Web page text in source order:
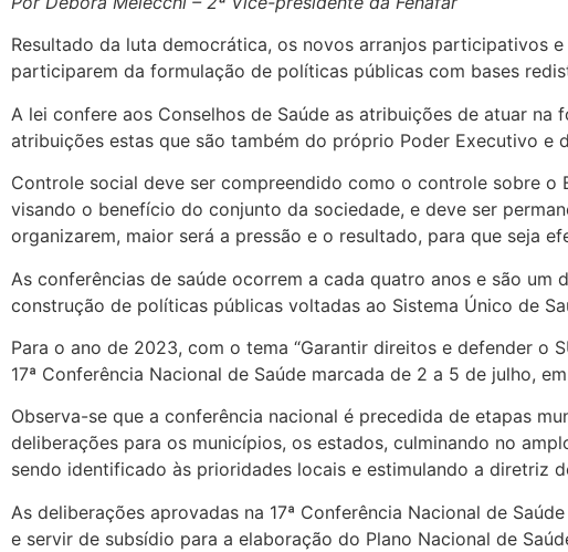
Resultado da luta democrática, os novos arranjos participativos
participarem da formulação de políticas públicas com bases
A lei confere aos Conselhos de Saúde as atribuições de atuar
atribuições estas que são também do próprio Poder Executivo e
Controle social deve ser compreendido como o controle sobre
visando o benefício do conjunto da sociedade, e deve ser
organizarem, maior será a pressão e o resultado, para que seja
As conferências de saúde ocorrem a cada quatro anos e são
construção de políticas públicas voltadas ao Sistema Único de
Para o ano de 2023, com o tema “Garantir direitos e defender o
17ª Conferência Nacional de Saúde marcada de 2 a 5 de julho,
Observa-se que a conferência nacional é precedida de etapas
deliberações para os municípios, os estados, culminando no
sendo identificado às prioridades locais e estimulando a diretriz
As deliberações aprovadas na 17ª Conferência Nacional de
e servir de subsídio para a elaboração do Plano Nacional de